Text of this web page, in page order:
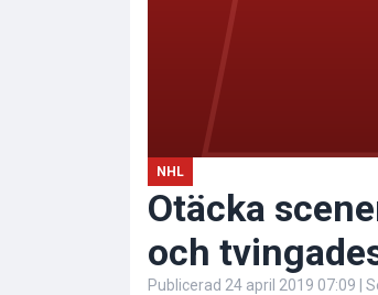
NHL
Otäcka
och
Publicerad 24 april 2019 07:09 |